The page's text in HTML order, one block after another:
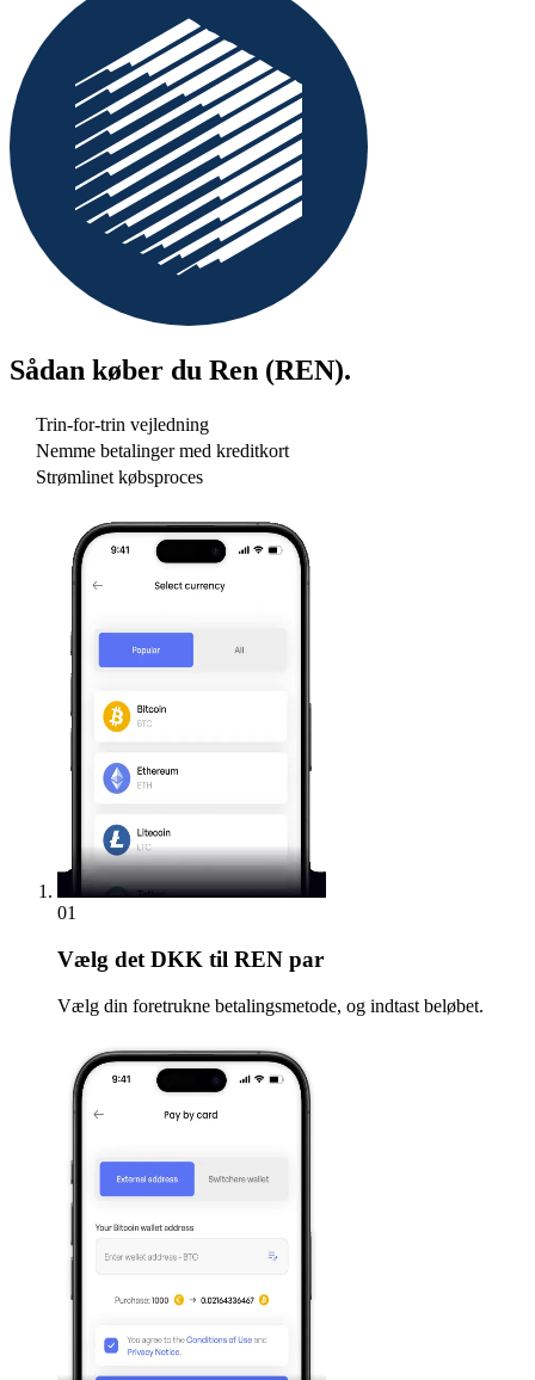
Sådan køber du Ren (REN).
Trin-for-trin vejledning
Nemme betalinger med kreditkort
Strømlinet købsproces
01
Vælg det DKK til REN par
Vælg din foretrukne betalingsmetode, og indtast beløbet.